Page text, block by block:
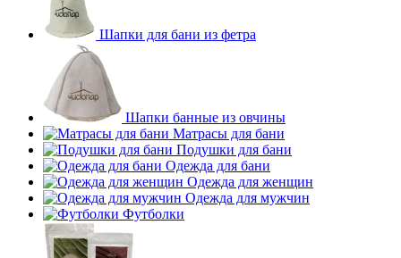
Шапки для бани из фетра
Шапки банные из овчины
Матрасы для бани
Подушки для бани
Одежда для бани
Одежда для женщин
Одежда для мужчин
Футболки